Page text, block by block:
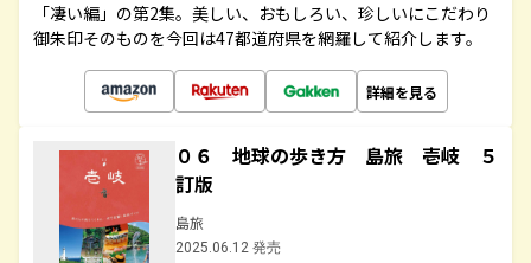
「凄い編」の第2集。美しい、おもしろい、珍しいにこだわり
御朱印そのものを今回は47都道府県を網羅して紹介します。
詳細を見る
０６ 地球の歩き方 島旅 壱岐 ５
訂版
島旅
2025.06.12 発売